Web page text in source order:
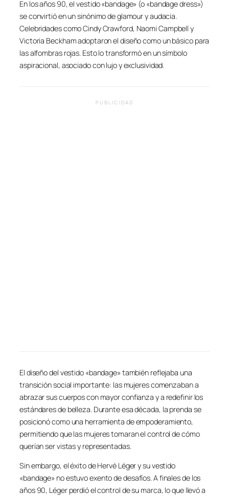
En los años 90, el vestido «bandage» (o «bandage dress»)
se convirtió en un sinónimo de glamour y audacia.
Celebridades como Cindy Crawford, Naomi Campbell y
Victoria Beckham adoptaron el diseño como un básico para
las alfombras rojas. Esto lo transformó en un símbolo
aspiracional, asociado con lujo y exclusividad.
PUBLICIDAD
El diseño del vestido «bandage» también reflejaba una
transición social importante: las mujeres comenzaban a
abrazar sus cuerpos con mayor confianza y a redefinir los
estándares de belleza. Durante esa década, la prenda se
posicionó como una herramienta de empoderamiento,
permitiendo que las mujeres tomaran el control de cómo
querían ser vistas y representadas.
Sin embargo, el éxito de Hervé Léger y su vestido
«bandage» no estuvo exento de desafíos. A finales de los
años 90, Léger perdió el control de su marca, lo que llevó a